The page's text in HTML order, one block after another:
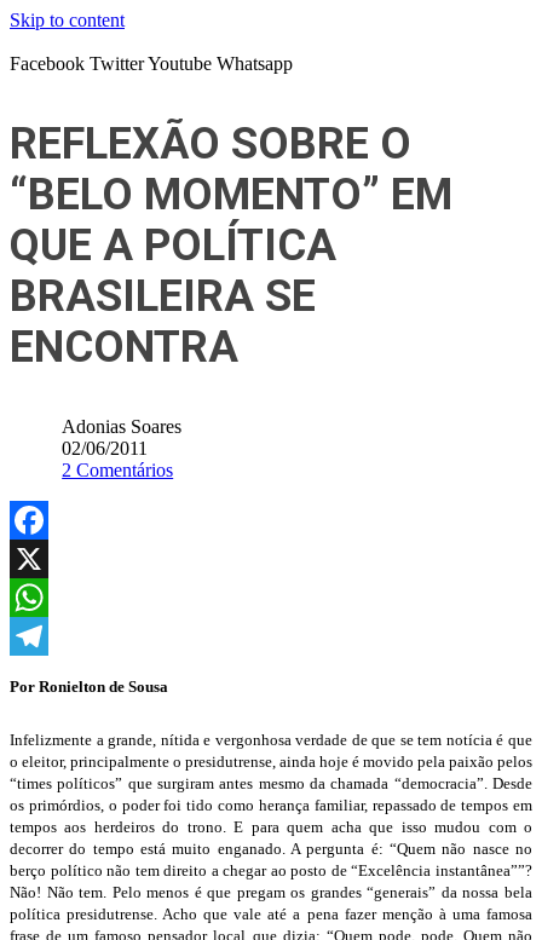
Skip to content
Facebook TwitterYoutube Whatsapp
REFLEXÃO SOBRE O
“BELO MOMENTO” EM
QUE A POLÍTICA
BRASILEIRA SE
ENCONTRA
Adonias Soares
02/06/2011
2 Comentários
Facebook
X
WhatsApp
Por Ronielton de Sousa
Infelizmente a grande, nítida e vergonhosa verdade de que se tem notícia é que
o eleitor, principalmente o presidutrense, ainda hoje é movido pela paixão pelos
“times políticos” que surgiram antes mesmo da chamada “democracia”. Desde
os primórdios, o poder foi tido como herança familiar, repassado de tempos em
tempos aos herdeiros do trono. E para quem acha que isso mudou com o
decorrer do tempo está muito enganado. A pergunta é: “Quem não nasce no
berço político não tem direito a chegar ao posto de “Excelência instantânea””?
Não! Não tem. Pelo menos é que pregam os grandes “generais” da nossa bela
política presidutrense. Acho que vale até a pena fazer menção à uma famosa
frase de um famoso pensador local que dizia: “Quem pode, pode. Quem não